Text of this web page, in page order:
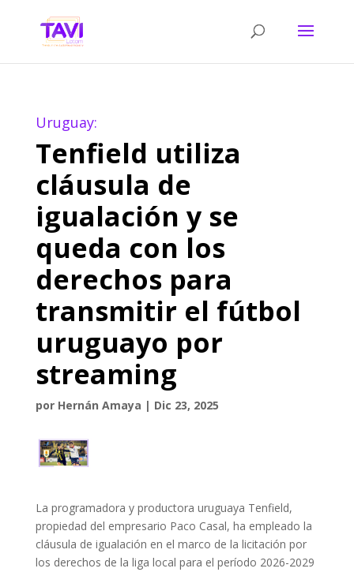
Uruguay:
Tenfield utiliza
cláusula de
igualación y se
queda con los
derechos para
transmitir el fútbol
uruguayo por
streaming
por Hernán Amaya | Dic 23, 2025
La programadora y productora uruguaya Tenfield,
propiedad del empresario Paco Casal, ha empleado la
cláusula de igualación en el marco de la licitación por
los derechos de la liga local para el período 2026-2029